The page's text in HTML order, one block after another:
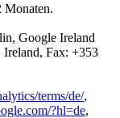
Monaten.
Google Ireland
Fax: +353
terms/de/,
?hl=de,